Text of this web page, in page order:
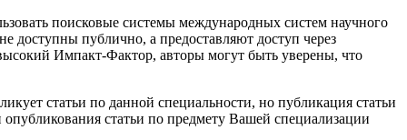
поисковые системы международных систем научного
доступны публично, а предоставляют доступ через
Импакт-Фактор, авторы могут быть уверены, что
статьи по данной специальности, но публикация статьи
статьи по предмету Вашей специализации